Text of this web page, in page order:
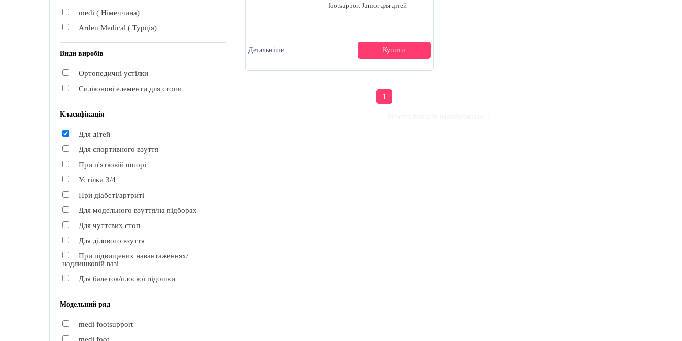
medi ( Німеччина)
Arden Medical ( Турція)
Види виробів
Ортопедичні устілки
Силіконові елементи для стопи
Класифікація
Для дітей
Для спортивного взуття
При п'ятковій шпорі
Устілки 3/4
При діабеті/артриті
Для модельного взуття/на підборах
Для чуттєвих стоп
Для ділового взуття
При підвищених навантаженнях/
надлишковій вазі
Для балеток/плоскої підошви
Модельний ряд
medi footsupport
footsupport Junior для дітей
Детальніше Купити
1